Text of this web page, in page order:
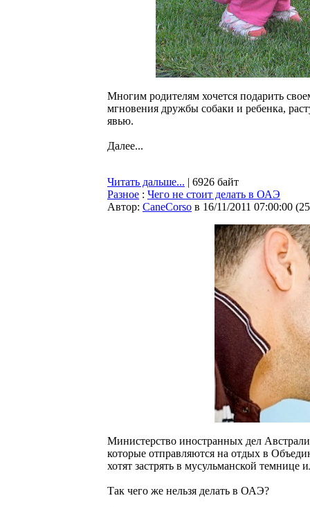
Многим родителям хочется подарить
мгновения дружбы собаки и ребенка,
явью.
Далее...
Читать дальше... | 6926 байт
Разное : Чего не стоит делать в ОАЭ
Автор: CaneCorso в 16/11/2011 07:00:00 (
Министерство иностранных дел
которые отправляются на отдых в
хотят застрять в мусульманской
Так чего же нельзя делать в ОАЭ?